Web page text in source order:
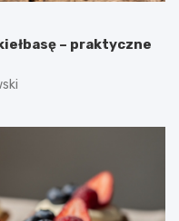
– praktyczne